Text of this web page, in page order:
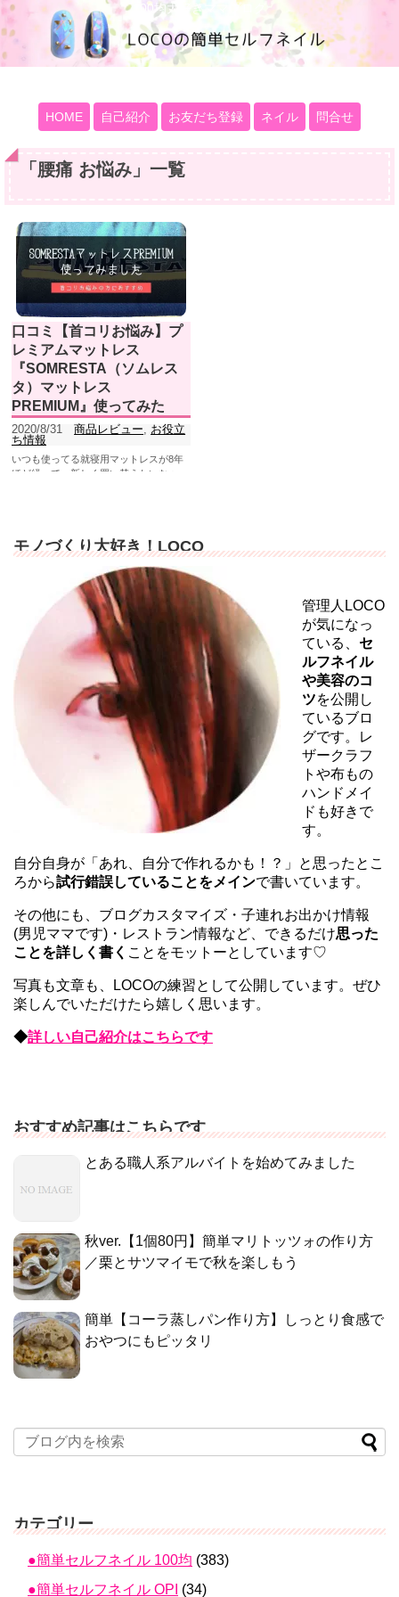
100均大好きママブログ
HOME 自己紹介 お友だち登録 ネイル 問合せ
「 腰痛 お悩み 」 一覧
口コミ【首コリお悩み】プ
レミアムマットレス
『SOMRESTA（ソムレス
タ）マットレス
PREMIUM』使ってみた
2020/8/31 商品レビュー, お役立
ち情報
いつも使ってる就寝用マットレスが8年
ほど経って、新しく買い替えたいなぁ～
モノづくり大好き！LOCO
管理人LOCO
が気になっ
ている、 セ
ルフネイル
や美容のコ
ツを公開し
ているブロ
グです。レ
ザークラフ
トや布もの
ハンドメイ
ドも好きで
す。
自分自身が「あれ、自分で作れるかも！？」と思ったとこ
ろから試行錯誤していることをメインで書いています。
その他にも、ブログカスタマイズ・子連れお出かけ情報
(男児ママです)・レストラン情報など、できるだけ思った
ことを詳しく書く ことをモットーとしています♡
写真も文章も、LOCOの練習として公開しています。ぜひ
楽しんでいただけたら嬉しく思います。
◆詳しい自己紹介はこちらです
おすすめ記事はこちらです
とある職人系アルバイトを始めてみました
秋ver.【1個80円】簡単マリトッツォの作り方
／栗とサツマイモで秋を楽しもう
簡単【コーラ蒸しパン作り方】しっとり食感で
おやつにもピッタリ
カテゴリー
●簡単セルフネイル 100均 (383)
●簡単セルフネイル OPI (34)